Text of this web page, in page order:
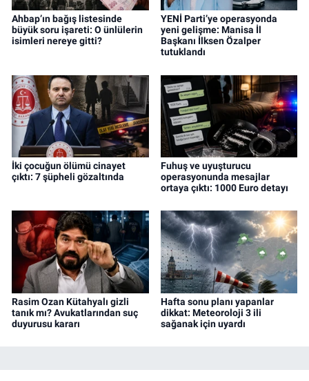
Ahbap’ın bağış listesinde
büyük soru işareti: O ünlülerin
isimleri nereye gitti?
YENİ Parti’ye operasyonda
yeni gelişme: Manisa İl
Başkanı İlksen Özalper
tutuklandı
İki çocuğun ölümü cinayet
çıktı: 7 şüpheli gözaltında
Fuhuş ve uyuşturucu
operasyonunda mesajlar
ortaya çıktı: 1000 Euro detayı
Rasim Ozan Kütahyalı gizli
tanık mı? Avukatlarından suç
duyurusu kararı
Hafta sonu planı yapanlar
dikkat: Meteoroloji 3 ili
sağanak için uyardı